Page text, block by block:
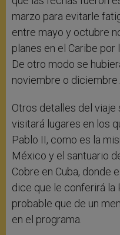
marzo para evitarle
entre mayo y octubre
planes en el Caribe
De otro modo se
noviembre o
Otros detalles del viaje
visitará lugares en los
Pablo II, como es la
México y el santuario
Cobre en Cuba, donde
dice que le conferirá la
probable que de un
en el programa.